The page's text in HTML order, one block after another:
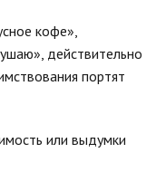
кофе»,
действительно
портят
или выдумки